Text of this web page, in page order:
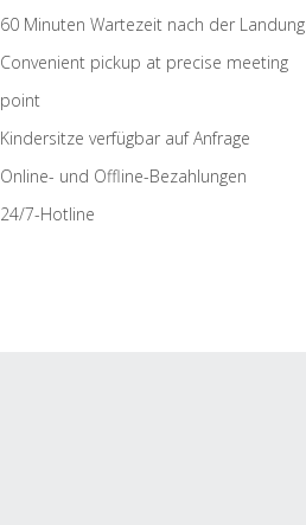
60 Minuten Wartezeit nach der Landung
Convenient pickup at precise meeting
point
Kindersitze verfügbar auf Anfrage
Online- und Offline-Bezahlungen
24/7-Hotline